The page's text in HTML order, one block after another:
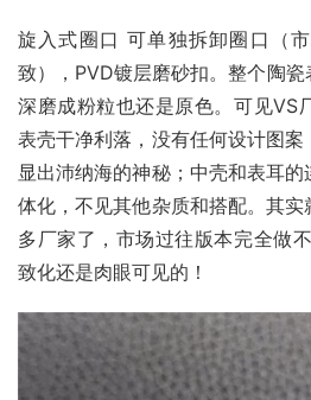
旋入式圈口 可单独拆卸圈口（
致），PVD镀层磨砂扣。整个陶
深磨成粉粒也还是原色。可见VS
表壳干净利落，没有任何设计图
显出沛纳海的神秘；中壳和表耳
体化，不见其他杂质和搭配。其
多厂家了，市场过往版本完全做
致化还是肉眼可见的！